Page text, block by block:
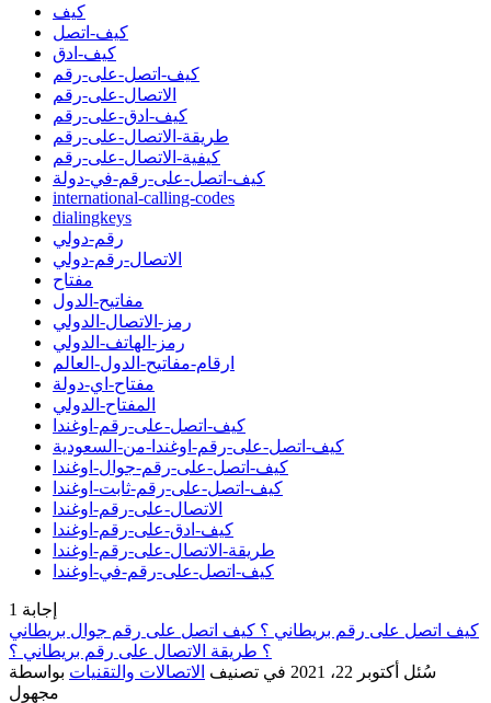
كيف
كيف-اتصل
كيف-ادق
كيف-اتصل-على-رقم
الاتصال-على-رقم
كيف-ادق-على-رقم
طريقة-الاتصال-على-رقم
كيفية-الاتصال-على-رقم
كيف-اتصل-على-رقم-في-دولة
international-calling-codes
dialingkeys
رقم-دولي
الاتصال-رقم-دولي
مفتاح
مفاتيح-الدول
رمز-الاتصال-الدولي
رمز-الهاتف-الدولي
ارقام-مفاتيح-الدول-العالم
مفتاح-اي-دولة
المفتاح-الدولي
كيف-اتصل-على-رقم-اوغندا
كيف-اتصل-على-رقم-اوغندا-من-السعودية
كيف-اتصل-على-رقم-جوال-اوغندا
كيف-اتصل-على-رقم-ثابت-اوغندا
الاتصال-على-رقم-اوغندا
كيف-ادق-على-رقم-اوغندا
طريقة-الاتصال-على-رقم-اوغندا
كيف-اتصل-على-رقم-في-اوغندا
1 إجابة
كيف اتصل على رقم بريطاني ؟ كيف اتصل على رقم جوال بريطاني
؟ طريقة الاتصال على رقم بريطاني ؟
سُئل أكتوبر 22، 2021 في تصنيف الاتصالات والتقنيات بواسطة
مجهول